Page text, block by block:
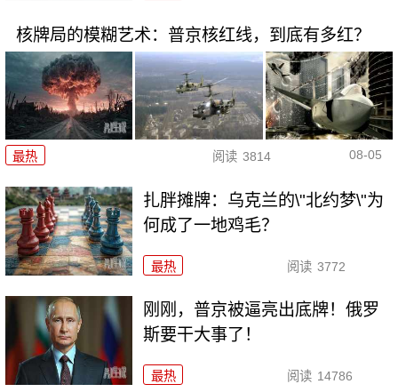
核牌局的模糊艺术：普京核红线，到底有多红？
最热 阅读 3814 08-05
扎胖摊牌：乌克兰的\"北约梦\"为
何成了一地鸡毛？
最热 阅读 3772
刚刚，普京被逼亮出底牌！俄罗
斯要干大事了！
最热 阅读 14786